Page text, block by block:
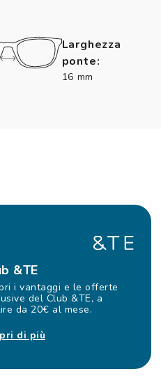
Larghezza
ponte:
16 mm
&TE
i vantaggi e le offerte
del Club &TE, a
da 20€ al mese.
di più